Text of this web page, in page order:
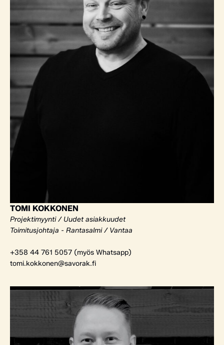
TOMI KOKKONEN
Projektimyynti / Uudet asiakkuudet
Toimitusjohtaja - Rantasalmi / Vantaa
+358 44 761 5057 (myös Whatsapp)
tomi.kokkonen@savorak.fi